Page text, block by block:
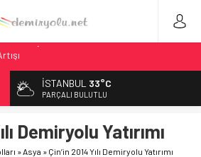
Teslim Ama Ulusal Hedef 730 km’ye
Yaşındaki Buharlıyı Šumava Seferlerine
Euro’luk Tramvay İnşaatına Başladı
Doğruladı: 308 Bin Rupiye Özel Vagonda
İSTANBUL 33°C
PARÇALI BULUTLU
Demiryolu Yatırımı
»Asya » Çin’in 2014 Yılı Demiryolu Yatırımı